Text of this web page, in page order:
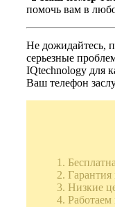
помочь вам в
Не дожидайтесь,
серьезные
IQtechnology для
Ваш телефон
Низкие